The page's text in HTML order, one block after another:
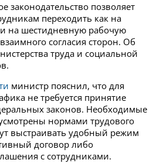
законодательство позволяет
переходить как на
на шестидневную рабочую
согласия сторон. Об
труда и социальной
министр пояснил, что для
не требуется принятие
законов. Необходимые
нормами трудового
выстраивать удобный режим
договор либо
с сотрудниками.